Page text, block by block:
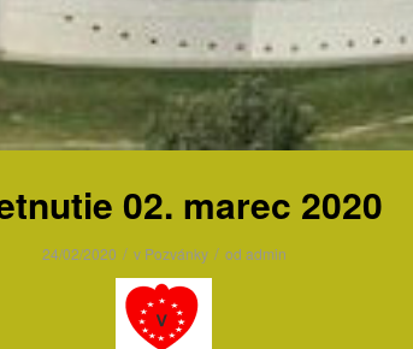
02. marec 2020
24/02/2020 / v Pozvánky / od admin